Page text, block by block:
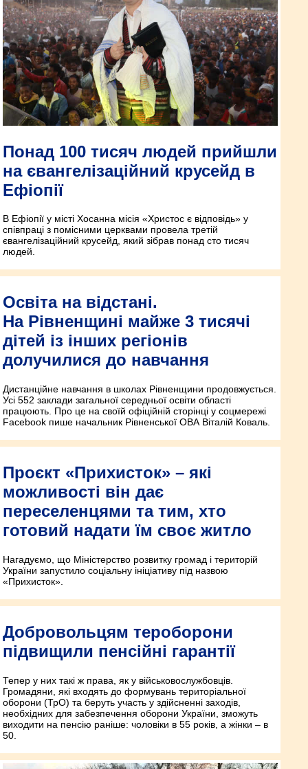
Понад 100 тисяч людей прийшли
на євангелізаційний крусейд в
Ефіопії
В Ефіопії у місті Хосанна місія «Христос є відповідь» у
співпраці з помісними церквами провела третій
євангелізаційний крусейд, який зібрав понад сто тисяч
людей.
Освіта на відстані.
На Рівненщині майже 3 тисячі
дітей із інших регіонів
долучилися до навчання
Дистанційне навчання в школах Рівненщини продовжується.
Усі 552 заклади загальної середньої освіти області
працюють. Про це на своїй офіційній сторінці у соцмережі
Facebook пише начальник Рівненської ОВА Віталій Коваль.
Проєкт «Прихисток» – які
можливості він дає
переселенцями та тим, хто
готовий надати їм своє житло
Нагадуємо, що Міністерство розвитку громад і територій
України запустило соціальну ініціативу під назвою
«Прихисток».
Добровольцям тероборони
підвищили пенсійні гарантії
Тепер у них такі ж права, як у військовослужбовців.
Громадяни, які входять до формувань територіальної
оборони (ТрО) та беруть участь у здійсненні заходів,
необхідних для забезпечення оборони України, зможуть
виходити на пенсію раніше: чоловіки в 55 років, а жінки – в
50.